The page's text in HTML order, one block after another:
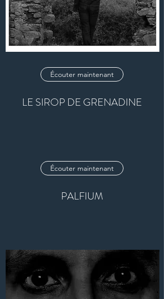
Écouter maintenant
LE SIROP DE GRENADINE
Écouter maintenant
PALFIUM